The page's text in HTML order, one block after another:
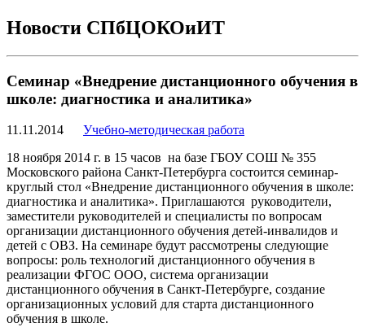
Новости СПбЦОКОиИТ
Семинар «Внедрение дистанционного обучения в
школе: диагностика и аналитика»
11.11.2014
Учебно-методическая работа
18 ноября 2014 г. в 15 часов на базе ГБОУ СОШ № 355
Московского района Санкт-Петербурга состоится семинар-
круглый стол «Внедрение дистанционного обучения в школе:
диагностика и аналитика». Приглашаются руководители,
заместители руководителей и специалисты по вопросам
организации дистанционного обучения детей-инвалидов и
детей с ОВЗ. На семинаре будут рассмотрены следующие
вопросы: роль технологий дистанционного обучения в
реализации ФГОС ООО, система организации
дистанционного обучения в Санкт-Петербурге, создание
организационных условий для старта дистанционного
обучения в школе.